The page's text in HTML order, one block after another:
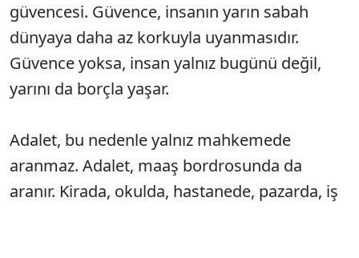
güvencesi. Güvence, insanın yarın sabah
dünyaya daha az korkuyla uyanmasıdır.
Güvence yoksa, insan yalnız bugünü değil,
yarını da borçla yaşar.
Adalet, bu nedenle yalnız mahkemede
aranmaz. Adalet, maaş bordrosunda da
aranır. Kirada, okulda, hastanede, pazarda, iş